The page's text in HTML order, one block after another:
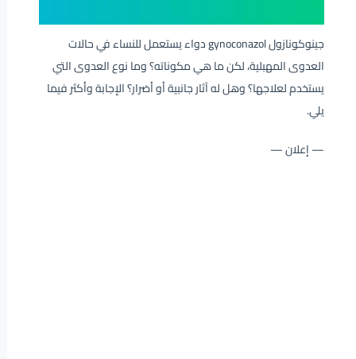
جينوكونازول gynoconazol دواء يستعمل للنساء في حالات
العدوى المهبلية، لكن ما هي مكوناته؟ وما نوع العدوى التي
يستخدم لعلاجها؟ وهل له آثار جانبية أو أضرار؟ الإجابة وأكثر فيما
يلي.
— إعلان —